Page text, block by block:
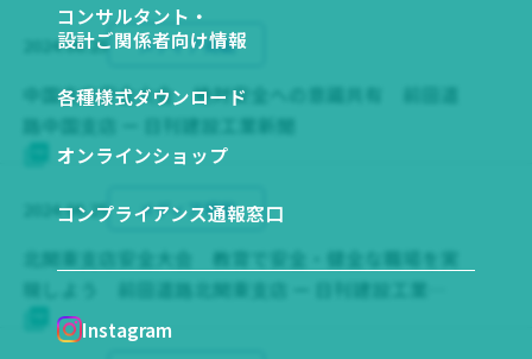
コンサルタント・
設計ご関係者向け情報
各種様式ダウンロード
オンラインショップ
コンプライアンス通報窓口
Instagram
2024.06.25 メディア掲載
中国支店安全大会 絶対安全への意識共有 前田道
路中国支店 ー 日刊建設工業新聞
2024.06.25 メディア掲載
北関東支店安全大会 教育で安全・健全な職場を実
現しよう 前田道路北関東支店 ー 日刊建設工業新